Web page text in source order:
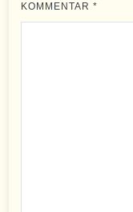
KOMMENTAR*